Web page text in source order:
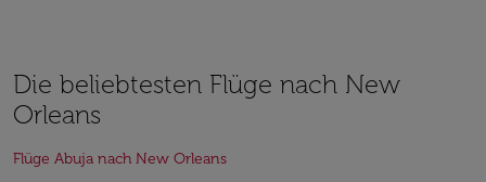
Die beliebtesten Flüge nach New
Orleans
Flüge Abuja nach New Orleans